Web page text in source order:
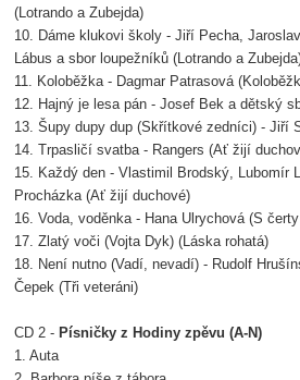
(Lotrando a Zubejda)
10. Dáme klukovi školy - Jiří Pecha,
Lábus a sbor loupežníků (Lotrando a
11. Koloběžka - Dagmar Patrasová
12. Hajný je lesa pán - Josef Bek a dětský
13. Šupy dupy dup (Skřítkové zedníci) - Jiří
14. Trpasličí svatba - Rangers (Ať žijí
15. Každý den - Vlastimil Brodský, Lubomír
Procházka (Ať žijí duchové)
16. Voda, voděnka - Hana Ulrychová (S
17. Zlatý voči (Vojta Dyk) (Láska rohatá)
18. Není nutno (Vadí, nevadí) - Rudolf
Čepek (Tři veteráni)
CD 2 - Písničky z Hodiny zpěvu (A-N)
1. Auta